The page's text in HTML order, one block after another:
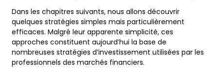
Dans les chapitres suivants, nous allons découvrir
quelques stratégies simples mais particulièrement
efficaces. Malgré leur apparente simplicité, ces
approches constituent aujourd’hui la base de
nombreuses stratégies d’investissement utilisées par les
professionnels des marchés financiers.